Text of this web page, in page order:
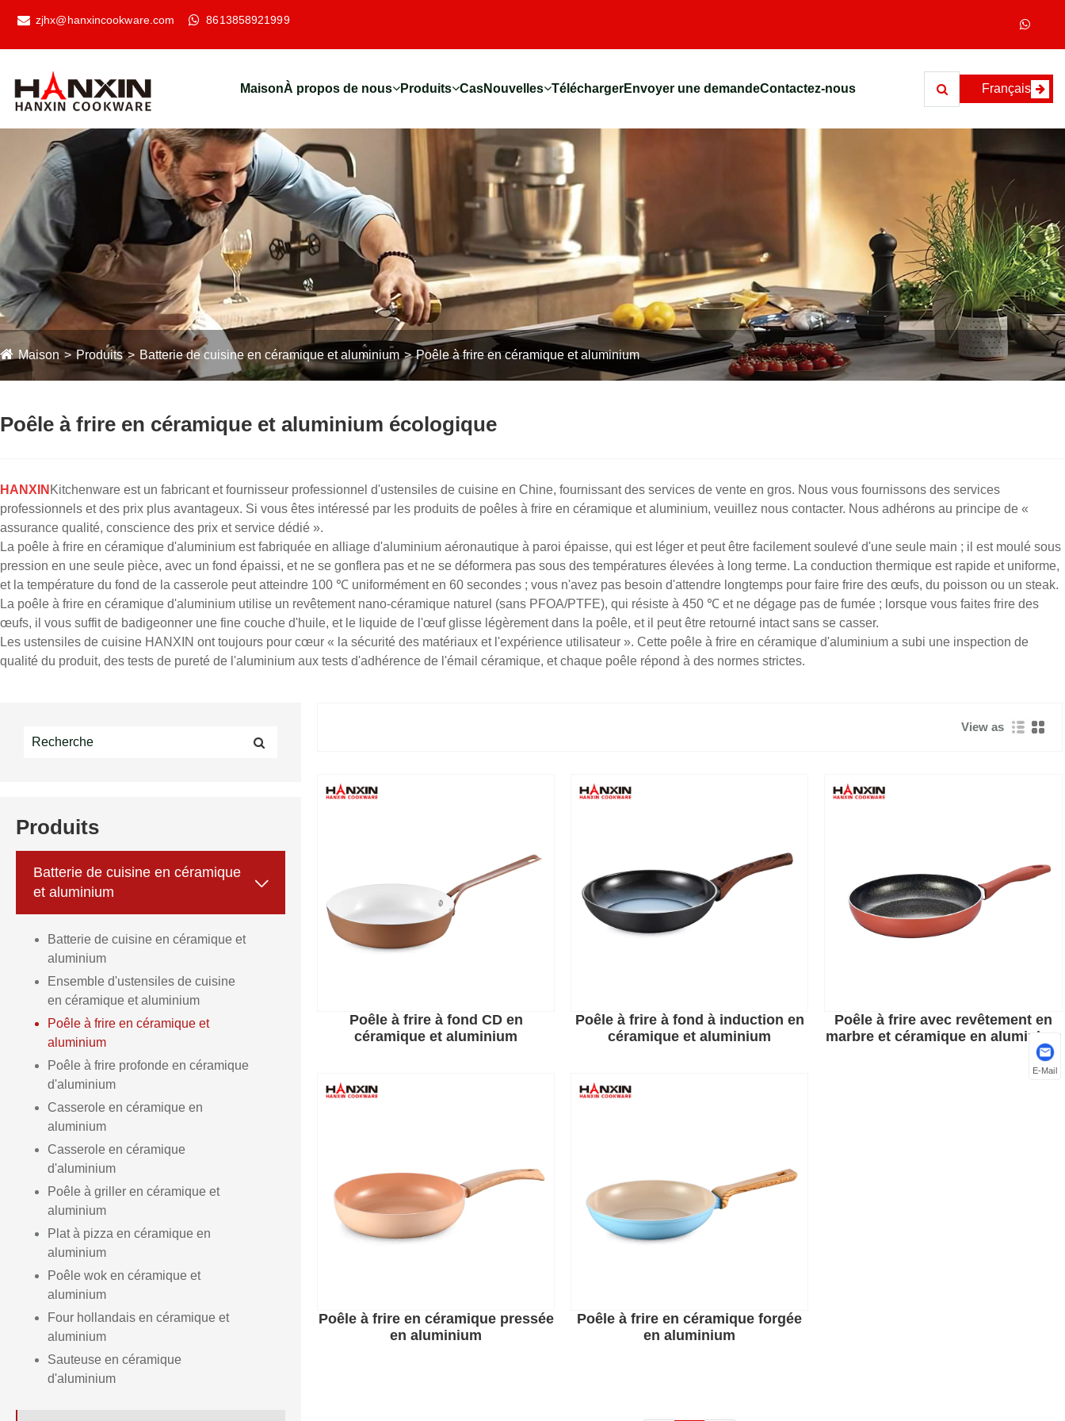
zjhx@hanxincookware.com 8613858921999
MaisonÀ propos de nous Produits CasNouvelles TéléchargerEnvoyer une demandeContactez-nous Français
Maison Produits Batterie de cuisine en céramique et aluminium Poêle à frire en céramique et aluminium
Poêle à frire en céramique et aluminium écologique
HANXIN Kitchenware est un fabricant et fournisseur professionnel d'ustensiles de cuisine en Chine, fournissant des services de vente en gros. Nous vous fournissons des services
professionnels et des prix plus avantageux. Si vous êtes intéressé par les produits de poêles à frire en céramique et aluminium, veuillez nous contacter. Nous adhérons au principe de «
assurance qualité, conscience des prix et service dédié ».
La poêle à frire en céramique d'aluminium est fabriquée en alliage d'aluminium aéronautique à paroi épaisse, qui est léger et peut être facilement soulevé d'une seule main ; il est moulé sous
pression en une seule pièce, avec un fond épaissi, et ne se gonflera pas et ne se déformera pas sous des températures élevées à long terme. La conduction thermique est rapide et uniforme,
et la température du fond de la casserole peut atteindre 100 ℃ uniformément en 60 secondes ; vous n'avez pas besoin d'attendre longtemps pour faire frire des œufs, du poisson ou un steak.
La poêle à frire en céramique d'aluminium utilise un revêtement nano-céramique naturel (sans PFOA/PTFE), qui résiste à 450 ℃ et ne dégage pas de fumée ; lorsque vous faites frire des
œufs, il vous suffit de badigeonner une fine couche d'huile, et le liquide de l'œuf glisse légèrement dans la poêle, et il peut être retourné intact sans se casser.
Les ustensiles de cuisine HANXIN ont toujours pour cœur « la sécurité des matériaux et l'expérience utilisateur ». Cette poêle à frire en céramique d'aluminium a subi une inspection de
qualité du produit, des tests de pureté de l'aluminium aux tests d'adhérence de l'émail céramique, et chaque poêle répond à des normes strictes.
Produits
Batterie de cuisine en céramique
et aluminium

Batterie de cuisine en céramique et
aluminium
Ensemble d'ustensiles de cuisine
en céramique et aluminium
Poêle à frire en céramique et
aluminium
Poêle à frire profonde en céramique
d'aluminium
Casserole en céramique en
aluminium
Casserole en céramique
d'aluminium
Poêle à griller en céramique et
aluminium
Plat à pizza en céramique en
aluminium
Poêle wok en céramique et
aluminium
Four hollandais en céramique et
aluminium
Sauteuse en céramique
d'aluminium
View as
Poêle à frire à fond CD en
céramique et aluminium
Poêle à frire à fond à induction en
céramique et aluminium
Poêle à frire avec revêtement en
marbre et céramique en aluminium
Poêle à frire en céramique pressée
en aluminium
Poêle à frire en céramique forgée
en aluminium
E-Mail